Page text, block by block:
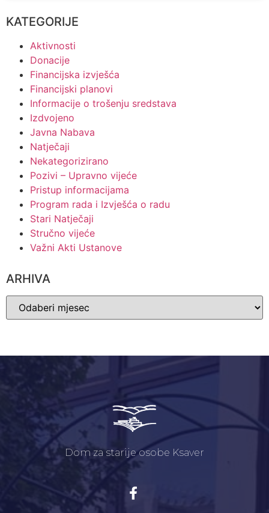
KATEGORIJE
Aktivnosti
Donacije
Financijska izvješća
Financijski planovi
Informacije o trošenju sredstava
Izdvojeno
Javna Nabava
Natječaji
Nekategorizirano
Pozivi – Upravno vijeće
Pristup informacijama
Program rada i Izvješća o radu
Stari Natječaji
Stručno vijeće
Važni Akti Ustanove
ARHIVA
Dom za starije osobe Ksaver